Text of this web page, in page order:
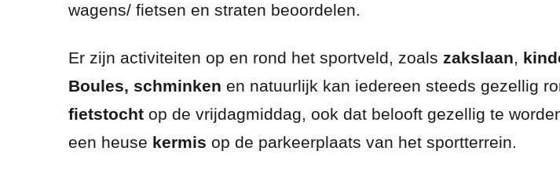
wagens/ fietsen en straten beoordelen.
Er zijn activiteiten op en rond het sportveld, zoals zakslaan,
Boules, schminken en natuurlijk kan iedereen steeds gezellig
fietstocht op de vrijdagmiddag, ook dat belooft gezellig te
een heuse kermis op de parkeerplaats van het sportterrein.